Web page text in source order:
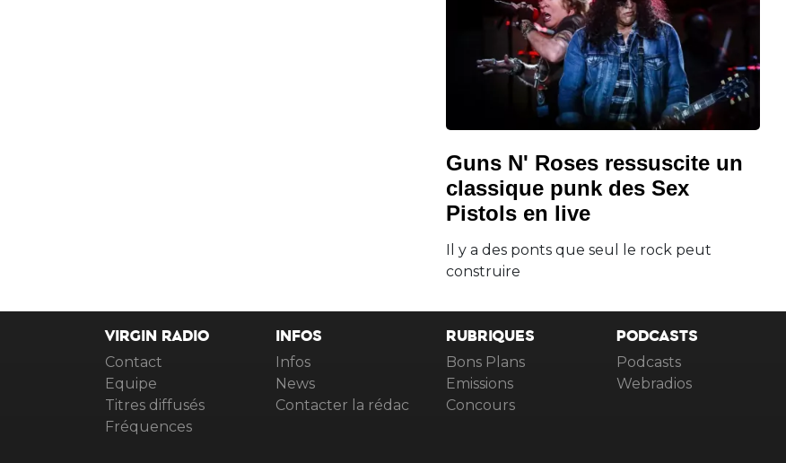
Guns N' Roses ressuscite un
classique punk des Sex
Pistols en live
Il y a des ponts que seul le rock peut
construire
VIRGIN RADIO
Contact
Equipe
Titres diffusés
Fréquences
INFOS
Infos
News
Contacter la rédac
RUBRIQUES
Bons Plans
Emissions
Concours
PODCASTS
Podcasts
Webradios